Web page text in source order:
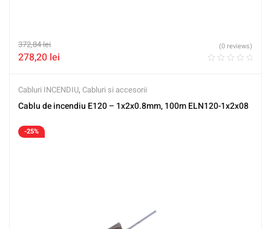
372,84lei
278,20 lei
(0 reviews)
Cabluri INCENDIU, Cabluri si accesorii
Cablu de incendiu E120 – 1x2x0.8mm, 100m ELN120-1x2x08
-25%